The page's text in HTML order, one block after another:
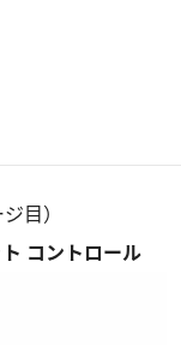
目）
コントロール